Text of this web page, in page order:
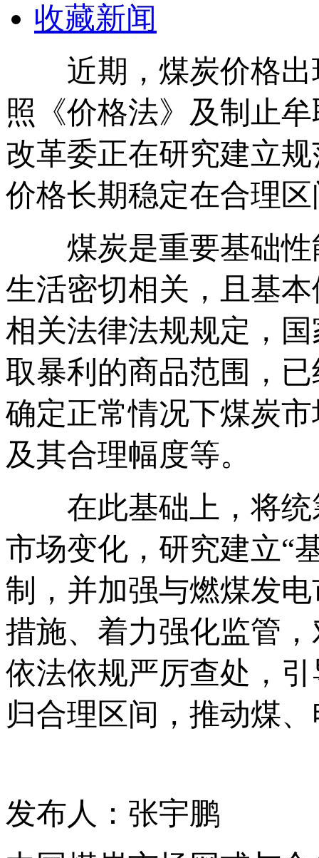
收藏新闻
近期，煤炭价格
照《价格法》及制止
改革委正在研究建立
价格长期稳定在合理
煤炭是重要基础
生活密切相关，且基
相关法律法规规定，
取暴利的商品范围，
确定正常情况下煤炭
及其合理幅度等。
在此基础上，将
市场变化，研究建立“
制，并加强与燃煤发
措施、着力强化监管
依法依规严厉查处，
归合理区间，推动煤
发布人：张宇鹏